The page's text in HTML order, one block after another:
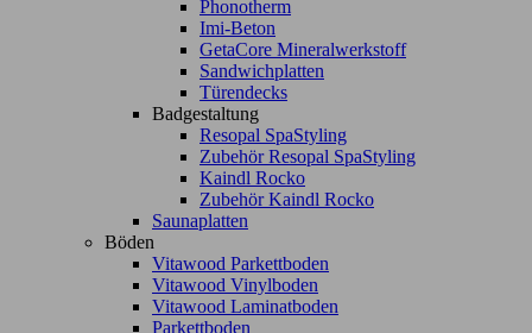
Phonotherm
Imi-Beton
GetaCore Mineralwerkstoff
Sandwichplatten
Türendecks
Badgestaltung
Resopal SpaStyling
Zubehör Resopal SpaStyling
Kaindl Rocko
Zubehör Kaindl Rocko
Saunaplatten
Böden
Vitawood Parkettboden
Vitawood Vinylboden
Vitawood Laminatboden
Parkettboden